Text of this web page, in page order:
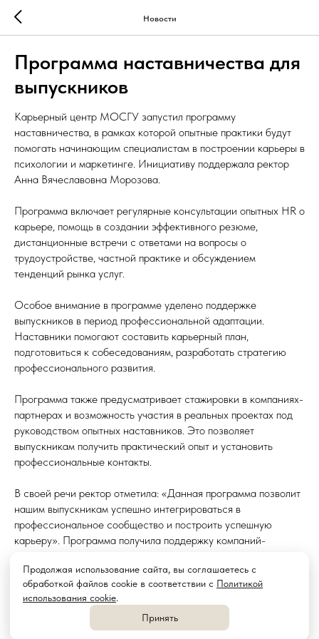
Продолжая использование сайта, вы соглашаетесь с
обработкой файлов cookie в соответствии с Политикой
использования cookie.
Принять
Новости
Программа наставничества для
выпускников
Карьерный центр МОСГУ запустил программу
наставничества, в рамках которой опытные практики будут
помогать начинающим специалистам в построении карьеры в
психологии и маркетинге. Инициативу поддержала ректор
Анна Вячеславовна Морозова.
Программа включает регулярные консультации опытных HR о
карьере, помощь в создании эффективного резюме,
дистанционные встречи с ответами на вопросы о
трудоустройстве, частной практике и обсуждением
тенденций рынка услуг.
Особое внимание в программе уделено поддержке
выпускников в период профессиональной адаптации.
Наставники помогают составить карьерный план,
подготовиться к собеседованиям, разработать стратегию
профессионального развития.
Программа также предусматривает стажировки в компаниях-
партнерах и возможность участия в реальных проектах под
руководством опытных наставников. Это позволяет
выпускникам получить практический опыт и установить
профессиональные контакты.
В своей речи ректор отметила: «Данная программа позволит
нашим выпускникам успешно интегрироваться в
профессиональное сообщество и построить успешную
карьеру». Программа получила поддержку компаний-
2025-04-01 09:42